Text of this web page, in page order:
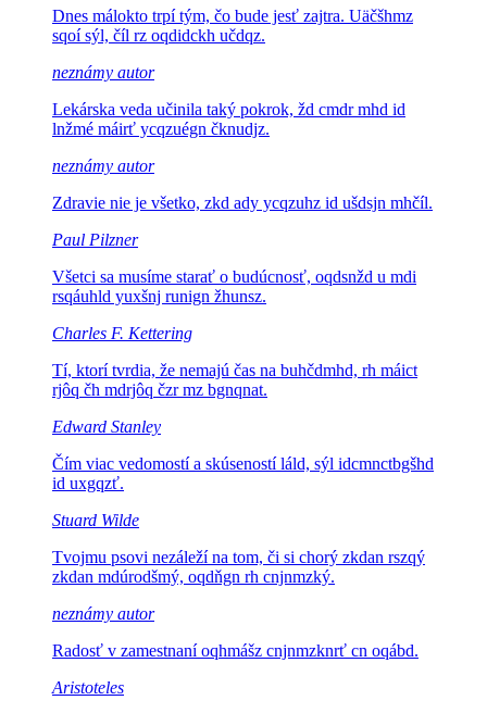
Dnes málokto trpí tým, čo bude jesť zajtra. Uäčšhmz
sqoí sýl, číl rz oqdidckh učdqz.
neznámy autor
Lekárska veda učinila taký pokrok, žd cmdr mhd id
lnžmé máirť ycqzuégn čknudjz.
neznámy autor
Zdravie nie je všetko, zkd ady ycqzuhz id ušdsjn mhčíl.
Paul Pilzner
Všetci sa musíme starať o budúcnosť, oqdsnžd u mdi
rsqáuhld yuxšnj runign žhunsz.
Charles F. Kettering
Tí, ktorí tvrdia, že nemajú čas na buhčdmhd, rh máict
rjôq čh mdrjôq čzr mz bgnqnat.
Edward Stanley
Čím viac vedomostí a skúsenostíláld, sýl idcmnctbgšhd
id uxgqzť.
Stuard Wilde
Tvojmu psovi nezáleží na tom, či si chorý zkdan rszqý
zkdan mdúrodšmý, oqdňgn rh cnjnmzký.
neznámy autor
Radosť v zamestnaníoqhmášz cnjnmzknrť cn oqábd.
Aristoteles